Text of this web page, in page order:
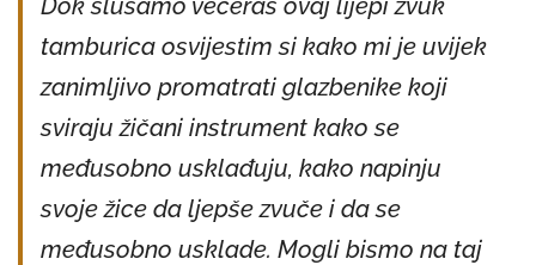
Dok slušamo večeras ovaj lijepi zvuk
tamburica osvijestim si kako mi je uvijek
zanimljivo promatrati glazbenike koji
sviraju žičani instrument kako se
međusobno usklađuju, kako napinju
svoje žice da ljepše zvuče i da se
međusobno usklade. Mogli bismo na taj